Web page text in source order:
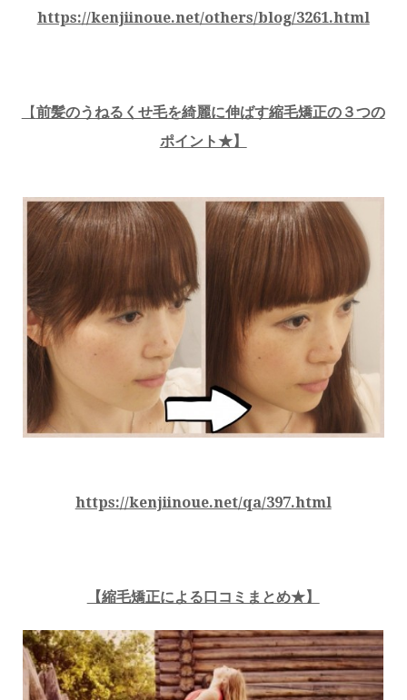
https://kenjiinoue.net/others/blog/3261.html
【前髪のうねるくせ毛を綺麗に伸ばす縮毛矯正の３つの
ポイント★】
https://kenjiinoue.net/qa/397.html
【縮毛矯正による口コミまとめ★】